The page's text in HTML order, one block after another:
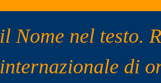
il Nome nel testo.
internazionale di